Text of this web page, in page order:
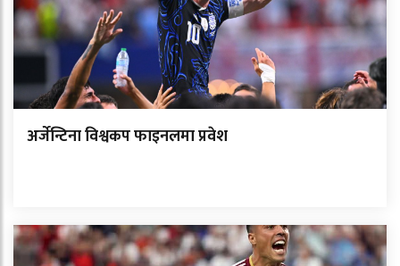
अर्जेन्टिना विश्वकप फाइनलमा प्रवेश